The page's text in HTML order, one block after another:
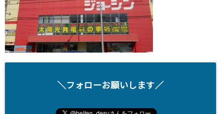
＼フォローお願いします／